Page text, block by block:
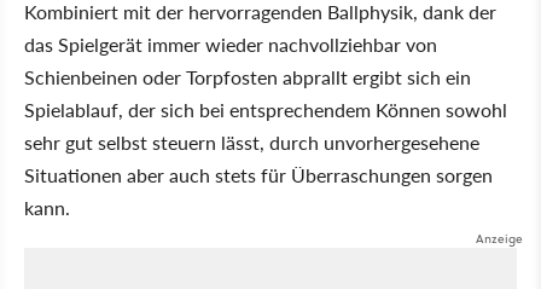
Kombiniert mit der hervorragenden Ballphysik, dank der
das Spielgerät immer wieder nachvollziehbar von
Schienbeinen oder Torpfosten abprallt ergibt sich ein
Spielablauf, der sich bei entsprechendem Können sowohl
sehr gut selbst steuern lässt, durch unvorhergesehene
Situationen aber auch stets für Überraschungen sorgen
kann.